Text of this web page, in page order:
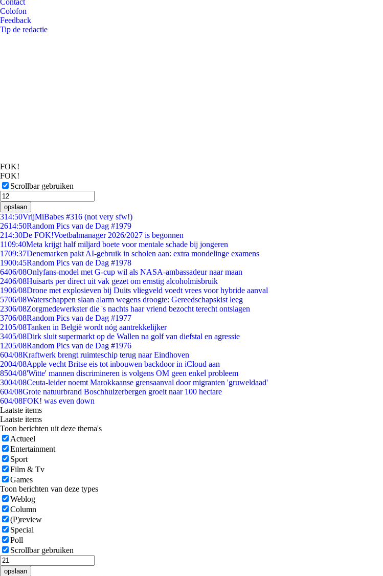
Contact
Colofon
Feedback
Tip de redactie
FOK!
FOK!
Scrollbar gebruiken
opslaan
314:50VrijMiBabes #316 (not very sfw!)
2614:50Random Pics van de Dag #1979
214:30De FOK!Voetbalmanager 2026/2027 is begonnen
1109:40Meta krijgt half miljard boete voor mentale schade bij jongeren
1709:37Denemarken pakt AI-gebruik in scholen aan: extra mondelinge examens
1900:45Random Pics van de Dag #1978
6406/08Onlyfans-model met G-cup wil als NASA-ambassadeur naar maan
2406/08Huisarts per direct uit vak gezet om ernstig alcoholmisbruik
1906/08Drone met explosieven bij Duits vliegveld voedt vrees voor hybride aanval
5706/08Waterschappen slaan alarm wegens droogte: Gereedschapskist leeg
2306/08Zorgmedewerkster die 's nachts haar vriend bezocht terecht ontslagen
3706/08Random Pics van de Dag #1977
2105/08Tanken in België wordt nóg aantrekkelijker
3405/08Dirk sluit supermarkt op de Wallen na golf van diefstal en agressie
1205/08Random Pics van de Dag #1976
604/08Kraftwerk brengt ruimteschip terug naar Eindhoven
2004/08Apple vecht Britse eis tot inbouwen backdoor in iCloud aan
8504/08'Witte' mannen discrimineren is volgens OM geen enkel probleem
3004/08Ceuta-leider noemt Marokkaanse grensaanval door migranten 'gruweldaad'
604/08Grote natuurbrand Boschhuizerbergen groeit naar 100 hectare
604/08FOK! was even down
Laatste items
Laatste items
Toon berichten uit deze thema's
Actueel
Entertainment
Sport
Film & Tv
Games
Toon berichten van deze types
Weblog
Column
(P)review
Special
Poll
Scrollbar gebruiken
opslaan